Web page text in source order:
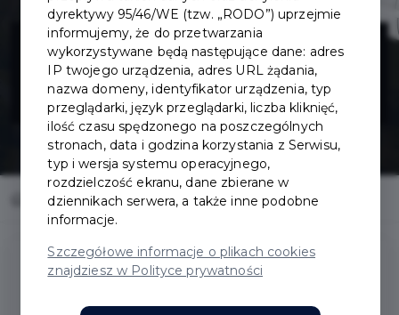
Park Wita
Stwosza
Home Inwestycje Park Wita Stwosza
Park Wita Stwosza
dyrektywy 95/46/WE (tzw. „RODO”) uprzejmie
informujemy, że do przetwarzania
wykorzystywane będą następujące dane: adres
IP twojego urządzenia, adres URL żądania,
nazwa domeny, identyfikator urządzenia, typ
przeglądarki, język przeglądarki, liczba kliknięć,
ilość czasu spędzonego na poszczególnych
stronach, data i godzina korzystania z Serwisu,
typ i wersja systemu operacyjnego,
rozdzielczość ekranu, dane zbierane w
dziennikach serwera, a także inne podobne
informacje.
Szczegółowe informacje o plikach cookies
znajdziesz w Polityce prywatności